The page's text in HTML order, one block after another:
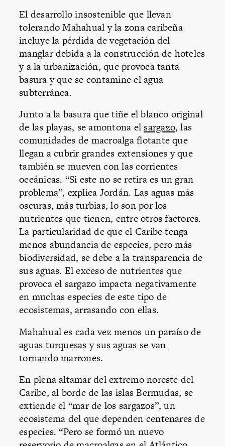
El desarrollo insostenible que llevan
tolerando Mahahual y la zona caribeña
incluye la pérdida de vegetación del
manglar debida a la construcción de hoteles
y a la urbanización, que provoca tanta
basura y que se contamine el agua
subterránea.
Junto a la basura que tiñe el blanco original
de las playas, se amontona el sargazo, las
comunidades de macroalga flotante que
llegan a cubrir grandes extensiones y que
también se mueven con las corrientes
oceánicas. “Si este no se retira es un gran
problema”, explica Jordán. Las aguas más
oscuras, más turbias, lo son por los
nutrientes que tienen, entre otros factores.
La particularidad de que el Caribe tenga
menos abundancia de especies, pero más
biodiversidad, se debe a la transparencia de
sus aguas. El exceso de nutrientes que
provoca el sargazo impacta negativamente
en muchas especies de este tipo de
ecosistemas, arrasando con ellas.
Mahahual es cada vez menos un paraíso de
aguas turquesas y sus aguas se van
tornando marrones.
En plena altamar del extremo noreste del
Caribe, al borde de las islas Bermudas, se
extiende el “mar de los sargazos”, un
ecosistema del que dependen centenares de
especies. “Pero se formó un nuevo